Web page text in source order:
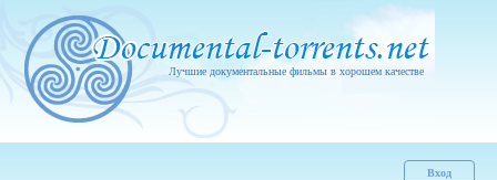
Лучшие документальные фильмы в хорошем качестве
Вход